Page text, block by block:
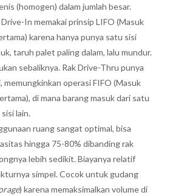
(homogen) dalam jumlah besar.
Drive-In memakai prinsip LIFO (Masuk
karena hanya punya satu sisi
taruh palet paling dalam, lalu mundur.
sebaliknya. Rak Drive-Thru punya
memungkinkan operasi FIFO (Masuk
di mana barang masuk dari satu
lain.
ruang sangat optimal, bisa
hingga 75-80% dibanding rak
lebih sedikit. Biayanya relatif
simpel. Cocok untuk gudang
) karena memaksimalkan volume di